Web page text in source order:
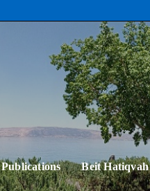
Publications Beit Hatiqvah